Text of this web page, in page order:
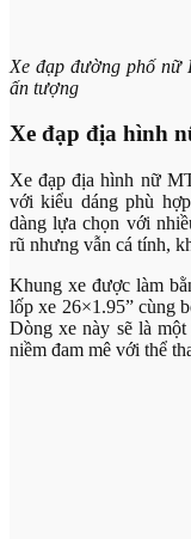
Xe đạp đường phố nữ
ấn tượng
Xe đạp địa hình
Xe đạp địa hình nữ
với kiểu dáng phù
dàng lựa chọn với
rũ nhưng vẫn cá tính,
Khung xe được làm
lốp xe 26×1.95” cùng
Dòng xe này sẽ là
niềm đam mê với thể